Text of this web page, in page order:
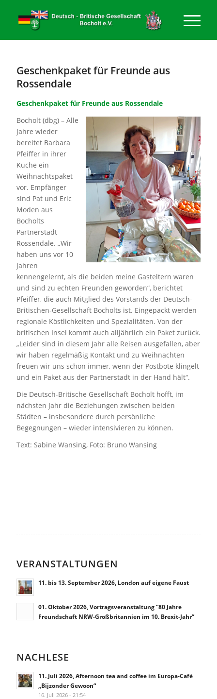
Geschenkpaket für Freunde aus
Rossendale
Geschenkpaket für Freunde aus Rossendale
Bocholt (dbg) – Alle
Jahre wieder
bereitet Barbara
Pfeiffer in ihrer
Küche ein
Weihnachtspaket
vor. Empfänger
sind Pat und Eric
Moden aus
Bocholts
Partnerstadt
Rossendale. „Wir
haben uns vor 10
Jahren
kennengelernt, als die beiden meine Gasteltern waren
und sind zu echten Freunden geworden“, berichtet
Pfeiffer, die auch Mitglied des Vorstands der Deutsch-
Britischen-Gesellschaft Bocholts ist. Eingepackt werden
regionale Köstlichkeiten und Spezialitäten. Von der
britischen Insel kommt auch alljährlich ein Paket zurück.
„Leider sind in diesem Jahr alle Reisen ausgefallen, aber
wir haben regelmäßig Kontakt und zu Weihnachten
freuen wir uns schon immer, wenn der Postbote klingelt
und ein Paket aus der Partnerstadt in der Hand hält“.
Die Deutsch-Britische Gesellschaft Bocholt hofft, im
nächsten Jahr die Beziehungen zwischen beiden
Städten – insbesondere durch persönliche
Begegnungen – wieder intensivieren zu können.
Text: Sabine Wansing, Foto: Bruno Wansing
VERANSTALTUNGEN
11. bis 13. September 2026, London auf eigene Faust
01. Oktober 2026, Vortragsveranstaltung “80 Jahre
Freundschaft NRW-Großbritannien im 10. Brexit-Jahr”
NACHLESE
11. Juli 2026, Afternoon tea and coffee im Europa-Café
„Bijzonder Gewoon“
16. Juli 2026 - 21:54